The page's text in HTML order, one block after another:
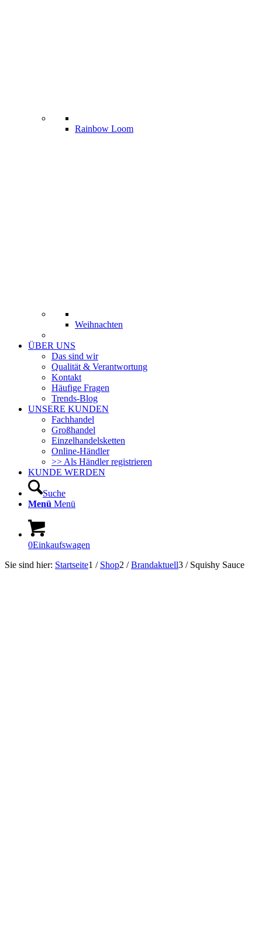
Rainbow Loom
Weihnachten
ÜBER UNS
Das sind wir
Qualität & Verantwortung
Kontakt
Häufige Fragen
Trends-Blog
UNSERE KUNDEN
Fachhandel
Großhandel
Einzelhandelsketten
Online-Händler
>> Als Händler registrieren
KUNDE WERDEN
Suche
Menü Menü
0Einkaufswagen
Sie sind hier: Startseite1 / Shop2 / Brandaktuell3 / Squishy Sauce